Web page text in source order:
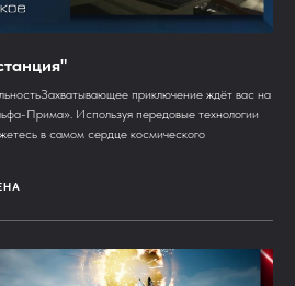
приключение ждёт вас на
Прима». Используя передовые технологии
в самом сердце космического